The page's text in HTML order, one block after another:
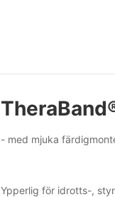
- med mjuka
Ypperlig för idrotts-,